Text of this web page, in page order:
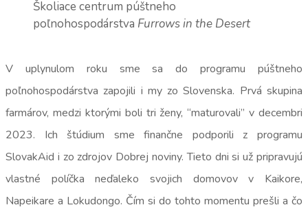
Školiace centrum púštneho
poľnohospodárstva Furrows in the Desert
V uplynulom roku sme sa do programu púštneho
poľnohospodárstva zapojili i my zo Slovenska. Prvá skupina
farmárov, medzi ktorými boli tri ženy, “maturovali” v decembri
2023. Ich štúdium sme finančne podporili z programu
SlovakAid i zo zdrojov Dobrej noviny. Tieto dni si už pripravujú
vlastné políčka neďaleko svojich domovov v Kaikore,
Napeikare a Lokudongo. Čím si do tohto momentu prešli a čo